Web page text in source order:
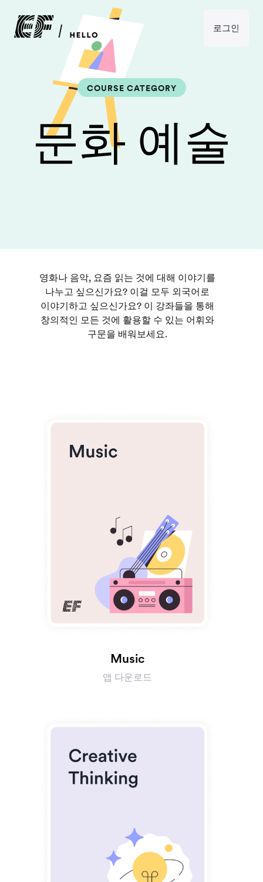
로그인
COURSE CATEGORY
문화 예술
영화나 음악, 요즘 읽는 것에 대해 이야기를
나누고 싶으신가요? 이걸 모두 외국어로
이야기하고 싶으신가요? 이 강좌들을 통해
창의적인 모든 것에 활용할 수 있는 어휘와
구문을 배워보세요.
Music
앱 다운로드